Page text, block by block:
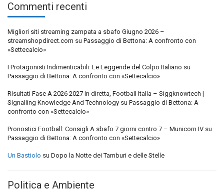
Commenti recenti
Migliori siti streaming zampata a sbafo Giugno 2026 –
streamshopdirect.com su Passaggio di Bettona: A confronto con
«Settecalcio»
I Protagonisti Indimenticabili: Le Leggende del Colpo Italiano su
Passaggio di Bettona: A confronto con «Settecalcio»
Risultati Fase A 2026 2027 in diretta, Football Italia – Siggknowtech |
Signalling Knowledge And Technology su Passaggio di Bettona: A
confronto con «Settecalcio»
Pronostici Football: Consigli A sbafo 7 giorni contro 7 – Municorn IV su
Passaggio di Bettona: A confronto con «Settecalcio»
Un Bastiolo su Dopo la Notte dei Tamburi e delle Stelle
Politica e Ambiente